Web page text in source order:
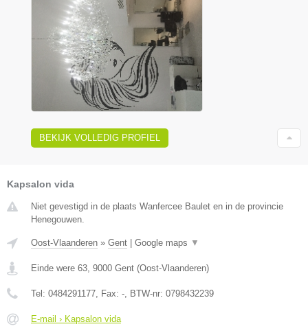
BEKIJK VOLLEDIG PROFIEL
Kapsalon vida
Niet gevestigd in de plaats Wanfercee Baulet en in de provincie
Henegouwen.
Oost-Vlaanderen » Gent Google maps ▼
Einde were 63, 9000 Gent (Oost-Vlaanderen)
Tel: 0484291177, Fax: -, BTW-nr: 0798432239
E-mail › Kapsalon vida